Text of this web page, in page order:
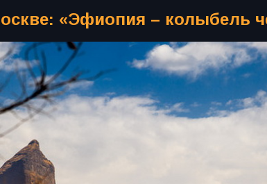
«Эфиопия – колыбель